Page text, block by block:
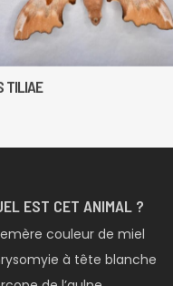
TILIAE
EST CET ANIMAL ?
couleur de miel
à tête blanche